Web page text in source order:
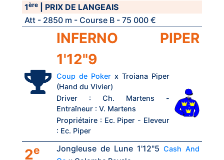
1ère
| PRIX DE LANGEAIS
Att - 2850 m - Course B - 75 000 €
INFERNO PIPER
1'12"9
Coup de Poker x Troiana Piper
(Hand du Vivier)
Driver : Ch. Martens -
Entraîneur : V. Martens
Propriétaire : Ec. Piper - Eleveur
: Ec. Piper
2e Jongleuse de Lune 1'12"5 Cash And